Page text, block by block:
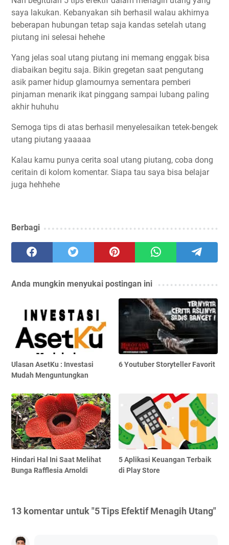
saya lakukan. Kebanyakan sih berhasil walau akhirnya
beberapan hubungan tetap saja kandas setelah utang
piutang ini selesai hehehe
Yang jelas soal utang piutang ini memang enggak bisa
diabaikan begitu saja. Bikin gregetan saat pengutang
asik pamer hidup glamournya sementara pemberi
pinjaman menarik ikat pinggang sampai lubang paling
akhir huhuhu
Semoga tips di atas berhasil menyelesaikan tetek-bengek
utang piutang yaaaaa
Kalau kamu punya cerita soal utang piutang, coba dong
ceritain di kolom komentar. Siapa tau saya bisa belajar
juga hehhehe
Berbagi
Anda mungkin menyukai postingan ini
Ulasan AsetKu : Investasi
Mudah Menguntungkan
6 Youtuber Storyteller Favorit
Hindari Hal Ini Saat Melihat
Bunga Rafflesia Arnoldi
5 Aplikasi Keuangan Terbaik
di Play Store
13 komentar untuk "5 Tips Efektif Menagih Utang"